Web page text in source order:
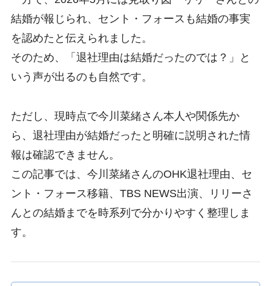
結婚が報じられ、セント・フォースも結婚の事実
を認めたと伝えられました。
そのため、「退社理由は結婚だったのでは？」と
いう声が出るのも自然です。
ただし、現時点で今川菜緒さん本人や関係先か
ら、退社理由が結婚だったと明確に説明された情
報は確認できません。
この記事では、今川菜緒さんのOHK退社理由、セ
ント・フォース移籍、TBS NEWS出演、リリーさ
んとの結婚までを時系列で分かりやすく整理しま
す。